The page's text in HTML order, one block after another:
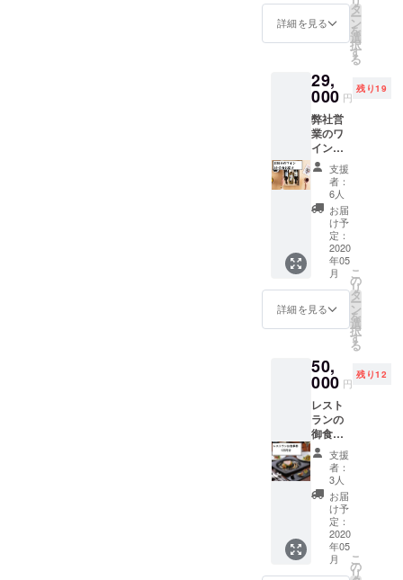
人気ナ
ンバー
ン。 有
効期
限：
2020年
12月15
日 ※
メール
アドレ
スは間
違いな
く入力
くださ
い。正
しく入
力され
リター
ンのお
できま
せん。
ご不安
な方は
備考欄
にて別
メール
アドレ
スもし
くは住
所をお
知らせ
頂けれ
ばいず
れかの
方法で
ミュー
ズ ・前
メイン
「ヴィ
ヴァッ
カス名
物バッ
クリブ
のブレ
ゼ」 ・
香り高
い黒ト
リュフ
のリ
ゾット
・デ
ザート
菓子
「名物
ブレ
ゼ」 ナ
イフが
いらな
いほど
柔らか
く煮込
んだス
ペアリ
ブを目
の前で
お取り
分けし
て、特
製の
購入時
期によ
にかけ
てお送
りしま
す。
さい。
万が一
はリ
ターン
のお届
けが出
来かね
ます。
ご不安
な方は
備考欄
にて住
所、別
アドレ
ス、ご
連絡先
などご
記入頂
けれ
にて連
絡いた
す。ご
希望が
あれば
その旨
お知ら
せくだ
さい。
セット
をお届
けいた
しま
紅白ワ
イン3本
セット
11560
円相当
+送料
900円
=12460
円を
11500
円で購
入いた
だけま
す。 特
定のワ
インが
お苦手
のみの
セット
もお選
び頂け
ます。
備考欄
に「白
のみ希
望」も
しくは
「赤の
み希
望」と
ご記入
くださ
詳細を見る
タ
ー
ン
を
選
択
す
る
29,
000 円
残り19
弊社営
業のワ
イン
ショッ
プ「ボ
ンアミ
コ」よ
り毎月
お好み
のワイ
ンを３
～４本
セット
でお送
りいた
しま
10000
円以上
相当+送
料900円
×３か月
分
=32700
円を
29000
円でご
購入頂
けま
す。 お
届けは5
月より
支援
者：
6人
お届
け予
定：
2020
年05
月
詳細を見る
こ
の
リ
タ
ー
ン
を
選
択
す
る
50,
000 円
残り12
レスト
ランの
御食事
券で
す。
ヴィ
ヴァッ
カスで
使える
お食事
券を
55000
支援
者：
3人
お届
け予
定：
2020
年05
月
こ
の
リ